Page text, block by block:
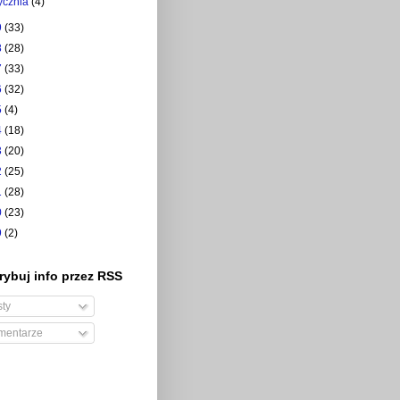
(33)
(28)
(33)
(32)
(4)
(18)
(20)
(25)
(28)
(23)
(2)
info przez RSS